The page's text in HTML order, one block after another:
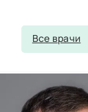
Все врачи